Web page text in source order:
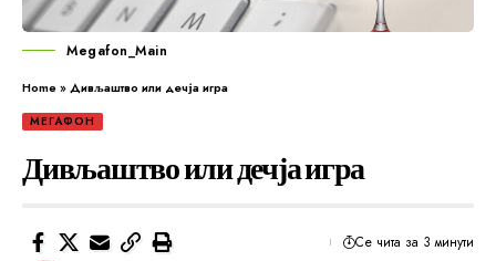
Megafon_Main
Home»Дивљаштво или дечја игра
МЕГАФОН
Дивљаштво или дечја игра
Се чита за 3 минути